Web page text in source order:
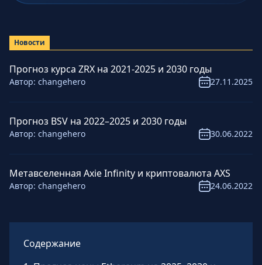
Содержание
Новости
Прогноз курса ZRX на 2021-2025 и 2030 годы
Автор: changehero 27.11.2025
Прогноз BSV на 2022–2025 и 2030 годы
Автор: changehero 30.06.2022
Метавселенная Axie Infinity и криптовалюта AXS
Автор: changehero 24.06.2022